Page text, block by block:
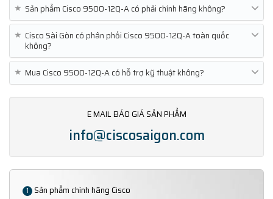
★ Sản phẩm Cisco 9500-12Q-A có phải chính hãng không?
★ Cisco Sài Gòn có phân phối Cisco 9500-12Q-A toàn quốc
không?
★ Mua Cisco 9500-12Q-A có hỗ trợ kỹ thuật không?
E MAIL BÁO GIÁ SẢN PHẨM
info@ciscosaigon.com
1 Sản phẩm chính hãng Cisco